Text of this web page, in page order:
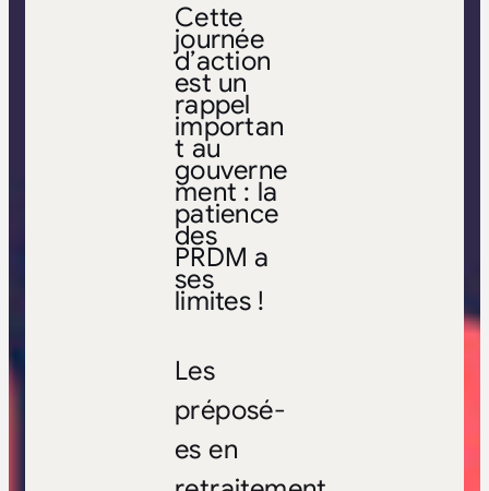
Cette
journée
d’action
est un
rappel
importan
t au
gouverne
ment : la
patience
des
PRDM a
ses
limites !
Les
préposé-
es en